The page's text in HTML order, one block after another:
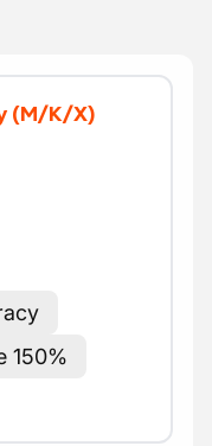
(M/K/X)
150%